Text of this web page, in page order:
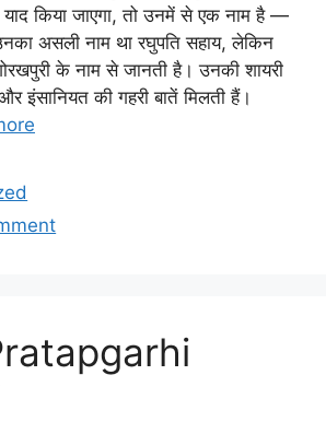
याद किया जाएगा, तो उनमें से एक नाम है —
असली नाम था रघुपति सहाय, लेकिन
के नाम से जानती है। उनकी शायरी
इंसानियत की गहरी बातें मिलती हैं।